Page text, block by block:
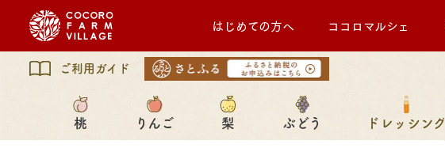
はじめての方へ ココロマルシェ
ご利用ガイド
桃 りんご 梨 ぶどう ドレッシング